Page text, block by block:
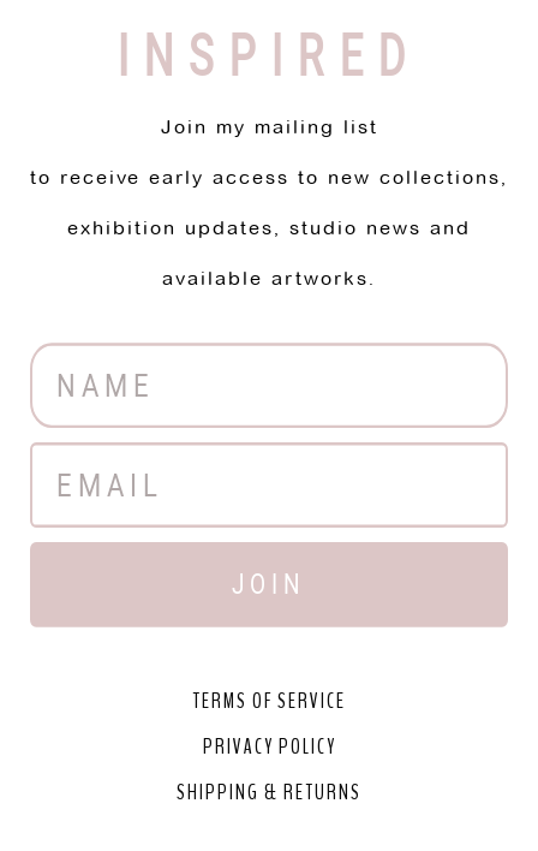
INSPIRED
Join my mailing list
to receive early access to new collections,
exhibition updates, studio news and
available artworks.
JOIN
TERMS OF SERVICE
PRIVACY POLICY
SHIPPING & RETURNS